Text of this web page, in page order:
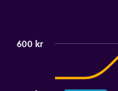
600 kr